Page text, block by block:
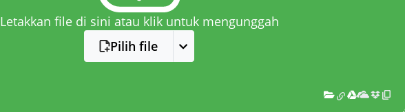
Letakkan file di sini atau klik untuk mengunggah
Pilih file